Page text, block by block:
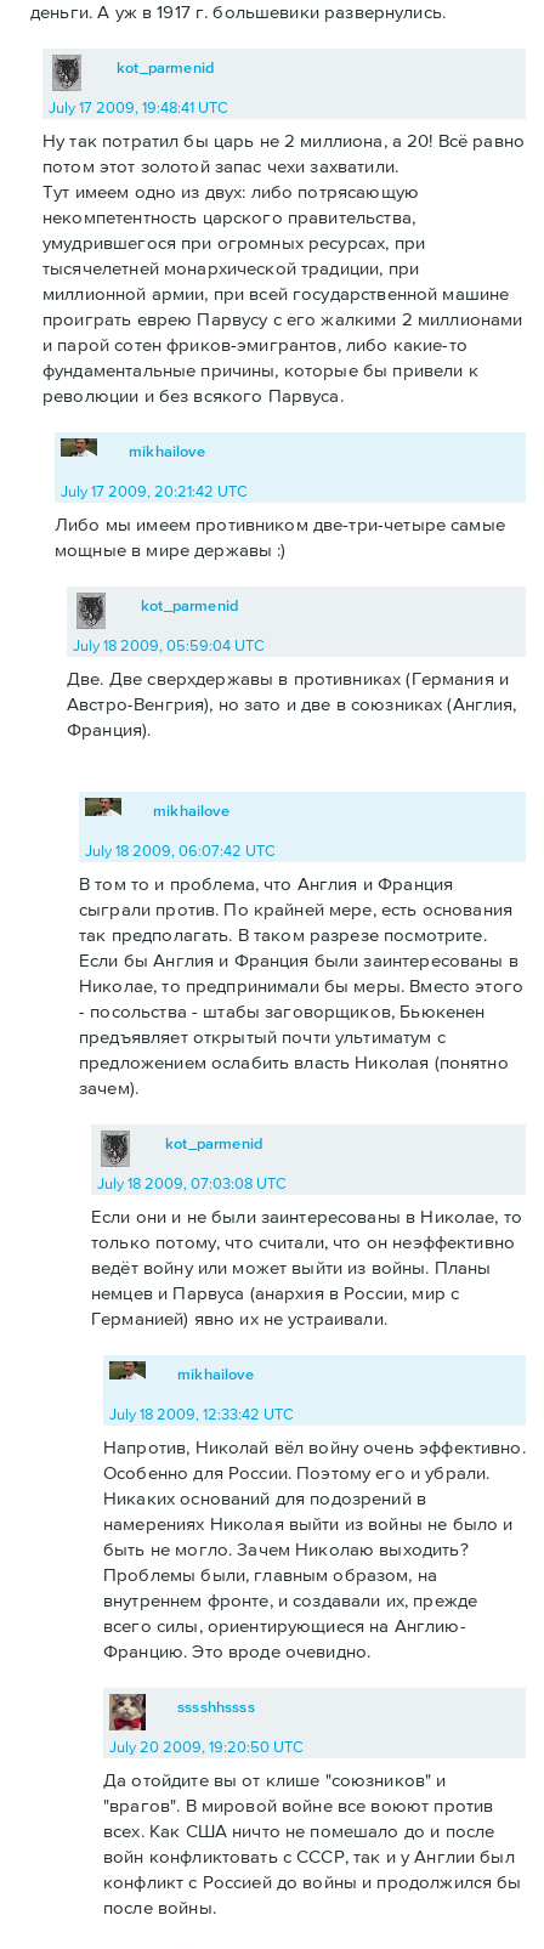
деньги. А уж в 1917 г. большевики развернулись.
kot_parmenid
July 17 2009, 19:48:41 UTC
Ну так потратил бы царь не 2 миллиона, а 20! Всё равно
потом этот золотой запас чехи захватили.
Тут имеем одно из двух: либо потрясающую
некомпетентность царского правительства,
умудрившегося при огромных ресурсах, при
тысячелетней монархической традиции, при
миллионной армии, при всей государственной машине
проиграть еврею Парвусу с его жалкими 2 миллионами
и парой сотен фриков-эмигрантов, либо какие-то
фундаментальные причины, которые бы привели к
революции и без всякого Парвуса.
mikhailove
July 17 2009, 20:21:42 UTC
Либо мы имеем противником две-три-четыре самые
мощные в мире державы :)
kot_parmenid
July 18 2009, 05:59:04 UTC
Две. Две сверхдержавы в противниках (Германия и
Австро-Венгрия), но зато и две в союзниках (Англия,
Франция).
mikhailove
July 18 2009, 06:07:42 UTC
В том то и проблема, что Англия и Франция
сыграли против. По крайней мере, есть основания
так предполагать. В таком разрезе посмотрите.
Если бы Англия и Франция были заинтересованы в
Николае, то предпринимали бы меры. Вместо этого
- посольства - штабы заговорщиков, Бьюкенен
предъявляет открытый почти ультиматум с
предложением ослабить власть Николая (понятно
зачем).
kot_parmenid
July 18 2009, 07:03:08 UTC
Если они и не были заинтересованы в Николае, то
только потому, что считали, что он неэффективно
ведёт войну или может выйти из войны. Планы
немцев и Парвуса (анархия в России, мир с
Германией) явно их не устраивали.
mikhailove
July 18 2009, 12:33:42 UTC
Напротив, Николай вёл войну очень эффективно.
Особенно для России. Поэтому его и убрали.
Никаких оснований для подозрений в
намерениях Николая выйти из войны не было и
быть не могло. Зачем Николаю выходить?
Проблемы были, главным образом, на
внутреннем фронте, и создавали их, прежде
всего силы, ориентирующиеся на Англию-
Францию. Это вроде очевидно.
sssshhssss
July 20 2009, 19:20:50 UTC
Да отойдите вы от клише "союзников" и
"врагов". В мировой войне все воюют против
всех. Как США ничто не помешало до и после
войн конфликтовать с СССР, так и у Англии был
конфликт с Россией до войны и продолжился бы
после войны.